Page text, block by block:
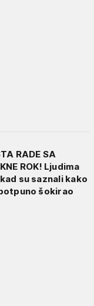
RADE SA
ROK! Ljudima
su saznali kako
šokirao